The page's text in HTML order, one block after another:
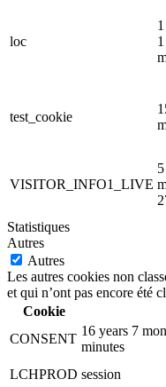
loc
1
test_cookie
VISITOR_INFO1_LIVE
5
Statistiques
Autres
Autres
Les autres cookies non
et qui n’ont pas encore été
Cookie
CONSENT
16 years 7
minutes
LCHPROD session